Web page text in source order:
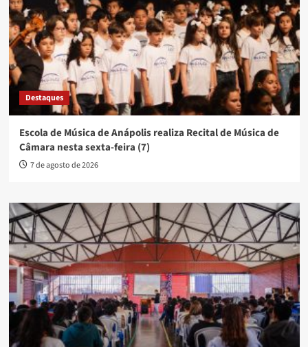
Destaques
Escola de Música de Anápolis realiza Recital de Música de
Câmara nesta sexta-feira (7)
7 de agosto de 2026